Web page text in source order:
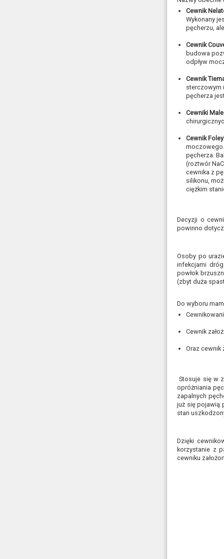
Cewnik
Wykonany
pęcherzu,
Cewnik
budowa
odpływ
Cewnik
sterczowym
pęcherza
Cewniki
Cewnik
pęcherza.
(roztwór
cewnika z
silikonu,
ciężkim
Decyzji o
powinno
Osoby po
infekcjami
powłok
(zbyt duża
Do wyboru
Cewnik
Oraz cewnik
Stosuje się w
opróżniania
zapalnych
już się pojawią
stan
Dzięki
korzystanie z
cewniku